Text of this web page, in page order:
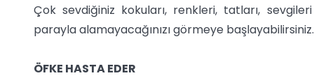
Çok sevdiğiniz kokuları, renkleri, tatları,
parayla alamayacağınızı görmeye
ÖFKE HASTA EDER